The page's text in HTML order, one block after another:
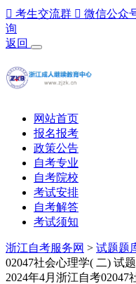
 考生交流群  微信公众
询
返回
网站首页
报名报考
政策公告
自考专业
自考院校
考试安排
自考解答
考试须知
浙江自考服务网 > 试题题
02047社会心理学( 二) 试题
2024年4月浙江自考02047